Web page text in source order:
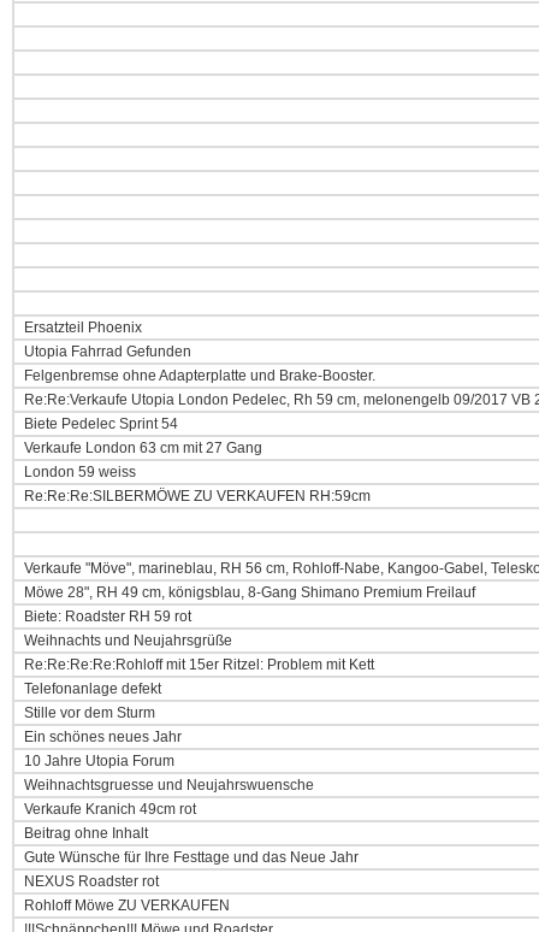
Ersatzteil Phoenix
Utopia Fahrrad Gefunden
Felgenbremse ohne Adapterplatte und Brake-Booster.
Re:Re:Verkaufe Utopia London Pedelec, Rh 59 cm, melonengelb 09/2017 VB
Biete Pedelec Sprint 54
Verkaufe London 63 cm mit 27 Gang
London 59 weiss
Re:Re:Re:SILBERMÖWE ZU VERKAUFEN RH:59cm
Verkaufe "Möve", marineblau, RH 56 cm, Rohloff-Nabe, Kangoo-Gabel,
Möwe 28", RH 49 cm, königsblau, 8-Gang Shimano Premium Freilauf
Biete: Roadster RH 59 rot
Weihnachts und Neujahrsgrüße
Re:Re:Re:Re:Rohloff mit 15er Ritzel: Problem mit Kett
Telefonanlage defekt
Stille vor dem Sturm
Ein schönes neues Jahr
10 Jahre Utopia Forum
Weihnachtsgruesse und Neujahrswuensche
Verkaufe Kranich 49cm rot
Beitrag ohne Inhalt
Gute Wünsche für Ihre Festtage und das Neue Jahr
NEXUS Roadster rot
Rohloff Möwe ZU VERKAUFEN